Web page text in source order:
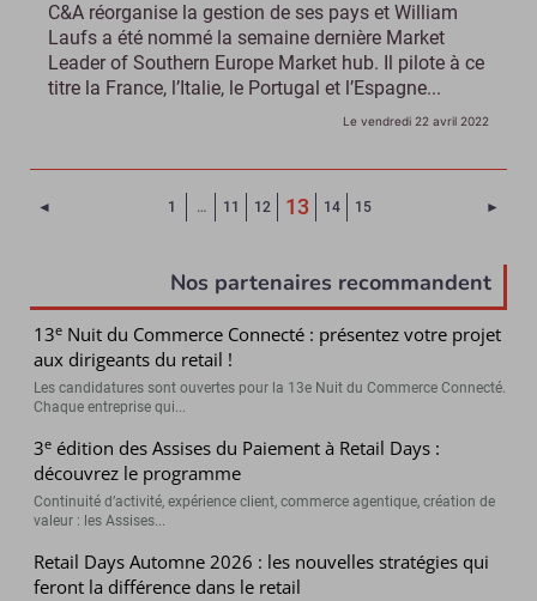
C&A réorganise la gestion de ses pays et William
Laufs a été nommé la semaine dernière Market
Leader of Southern Europe Market hub. Il pilote à ce
titre la France, l’Italie, le Portugal et l’Espagne...
Le vendredi 22 avril 2022
◄ 1 … 11 12 13 (Page courante)
14 15 ►
Nos partenaires recommandent
13e Nuit du Commerce Connecté : présentez votre projet
aux dirigeants du retail !
Les candidatures sont ouvertes pour la 13e Nuit du Commerce Connecté.
Chaque entreprise qui...
3e édition des Assises du Paiement à Retail Days :
découvrez le programme
Continuité d’activité, expérience client, commerce agentique, création de
valeur : les Assises...
Retail Days Automne 2026 : les nouvelles stratégies qui
feront la différence dans le retail